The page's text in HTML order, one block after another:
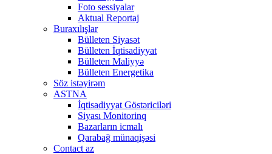
Foto sessiyalar
Aktual Reportaj
Buraxılışlar
Bülleten Siyasət
Bülleten İqtisadiyyat
Bülleten Maliyyə
Bülleten Energetika
Söz istəyirəm
ASTNA
İqtisadiyyat Göstəriciləri
Siyası Monitorinq
Bazarların icmalı
Qarabağ münaqişəsi
Contact az